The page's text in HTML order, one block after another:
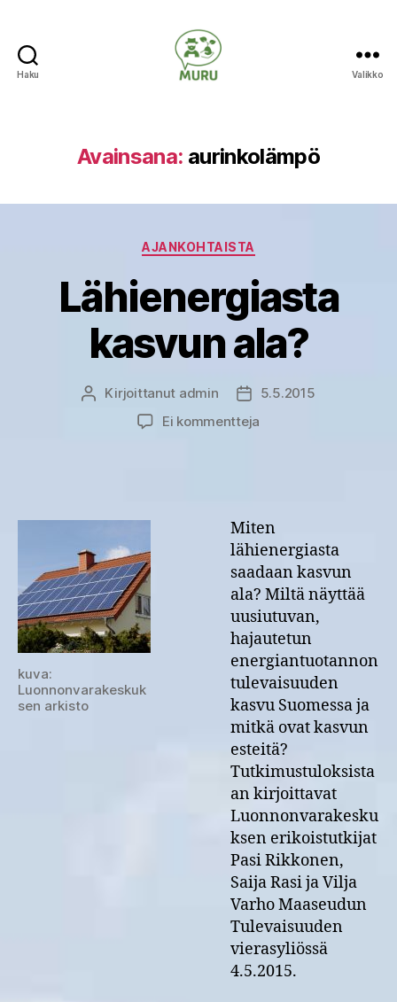
Haku Valikko
Avainsana: aurinkolämpö
Kategoriat
AJANKOHTAISTA
Lähienergiasta
kasvun ala?
Kirjoittaja
Kirjoittanut admin Julkaisupäivämäärä
5.5.2015
Ei kommentteja
kuva:
Luonnonvarakeskuk
sen arkisto
Miten
lähienergiasta
saadaan kasvun
ala? Miltä näyttää
uusiutuvan,
hajautetun
energiantuotannon
tulevaisuuden
kasvu Suomessa ja
mitkä ovat kasvun
esteitä?
Tutkimustuloksista
an kirjoittavat
Luonnonvarakesku
ksen erikoistutkijat
Pasi Rikkonen,
Saija Rasi ja Vilja
Varho Maaseudun
Tulevaisuuden
vierasyliössä
4.5.2015.